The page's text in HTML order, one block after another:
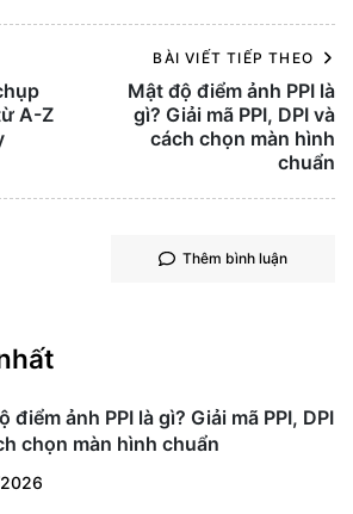
A-Z
BÀI VIẾT TIẾP THEO
Mật độ điểm ảnh PPI là
gì? Giải mã PPI, DPI và
cách chọn màn hình
chuẩn
Thêm bình luận
điểm ảnh PPI là gì? Giải mã PPI, DPI
chọn màn hình chuẩn